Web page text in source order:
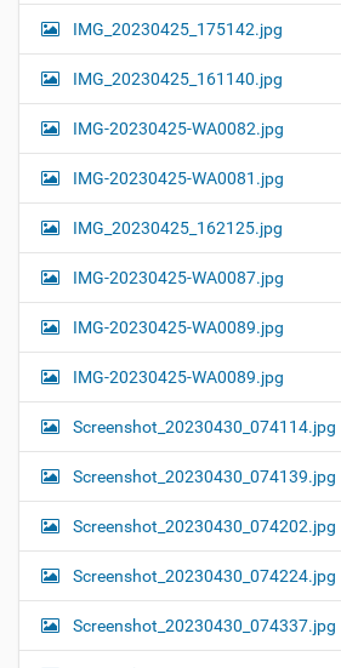
IMG_20230425_175142.jpg
IMG_20230425_161140.jpg
IMG-20230425-WA0082.jpg
IMG-20230425-WA0081.jpg
IMG_20230425_162125.jpg
IMG-20230425-WA0087.jpg
IMG-20230425-WA0089.jpg
IMG-20230425-WA0089.jpg
Screenshot_20230430_074114.jpg
Screenshot_20230430_074139.jpg
Screenshot_20230430_074202.jpg
Screenshot_20230430_074224.jpg
Screenshot_20230430_074337.jpg